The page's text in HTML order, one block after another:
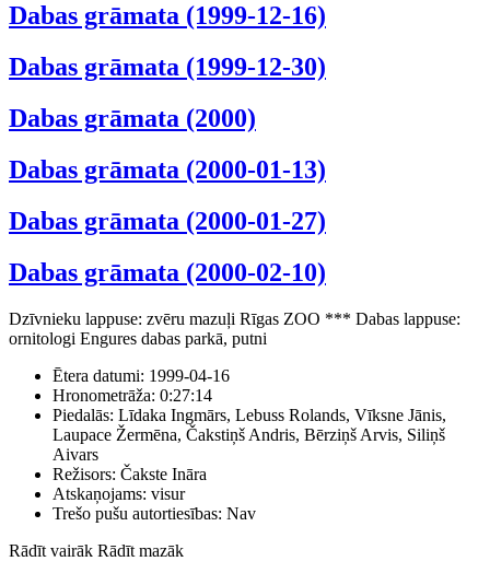
Dabas grāmata (1999-12-16)
Dabas grāmata (1999-12-30)
Dabas grāmata (2000)
Dabas grāmata (2000-01-13)
Dabas grāmata (2000-01-27)
Dabas grāmata (2000-02-10)
Dzīvnieku lappuse: zvēru mazuļi Rīgas ZOO *** Dabas lappuse:
ornitologi Engures dabas parkā, putni
Ētera datumi: 1999-04-16
Hronometrāža: 0:27:14
Piedalās: Līdaka Ingmārs, Lebuss Rolands, Vīksne Jānis,
Laupace Žermēna, Čakstiņš Andris, Bērziņš Arvis, Siliņš
Aivars
Režisors: Čakste Ināra
Atskaņojams: visur
Trešo pušu autortiesības: Nav
Rādīt vairāk Rādīt mazāk